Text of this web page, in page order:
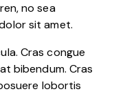
no sea
sit amet.
Cras congue
bibendum. Cras
lobortis